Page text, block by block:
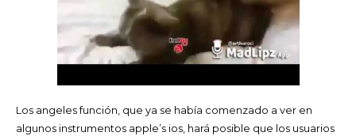
Los angeles función, que ya se había comenzado a ver en
algunos instrumentos apple’s ios, hará posible que los usuarios